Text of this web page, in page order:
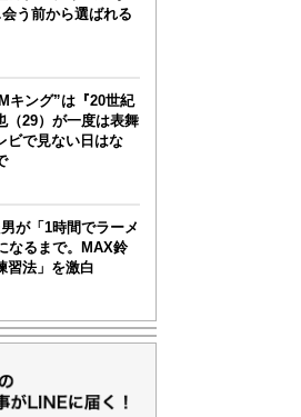
う前から選ばれる
キング”は『20世紀
（29）が一度は表舞
ビで見ない日はな
が「1時間でラーメ
なるまで。MAX鈴
習法」を激白